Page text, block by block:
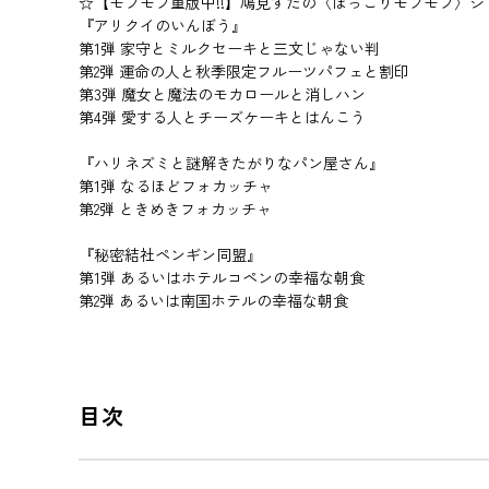
『アリクイのいんぼう』
第1弾 家守とミルクセーキと三文じゃない判
第2弾 運命の人と秋季限定フルーツパフェと割印
第3弾 魔女と魔法のモカロールと消しハン
第4弾 愛する人とチーズケーキとはんこう
『ハリネズミと謎解きたがりなパン屋さん』
第1弾 なるほどフォカッチャ
第2弾 ときめきフォカッチャ
『秘密結社ペンギン同盟』
第1弾 あるいはホテルコペンの幸福な朝食
第2弾 あるいは南国ホテルの幸福な朝食
目次